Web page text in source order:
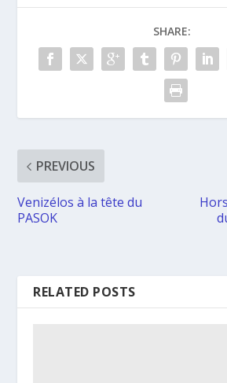
SHARE:
PREVIOUS
Venizélos à la tête du
PASOK
RELATED POSTS